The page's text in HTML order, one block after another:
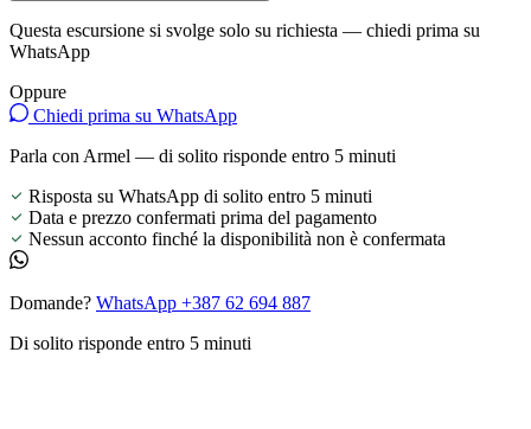
Questa escursione si svolge solo su richiesta — chiedi prima su
WhatsApp
Oppure
Chiedi prima su WhatsApp
Parla con Armel — di solito risponde entro 5 minuti
Risposta su WhatsApp di solito entro 5 minuti
Data e prezzo confermati prima del pagamento
Nessun acconto finché la disponibilità non è confermata
Domande? WhatsApp +387 62 694 887
Di solito risponde entro 5 minuti